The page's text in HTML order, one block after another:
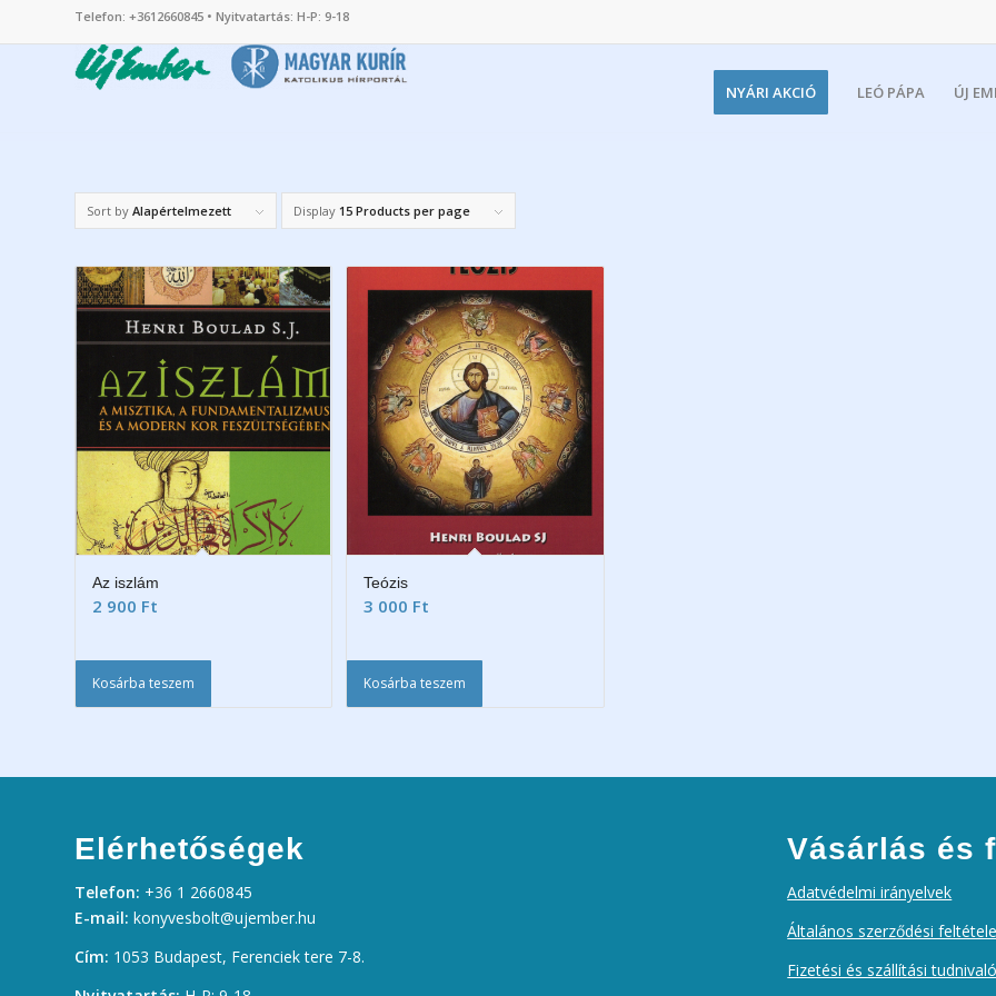
Telefon: +3612660845 • Nyitvatartás: H-P: 9-18
NYÁRI AKCIÓ LEÓ PÁPA ÚJ
Sort by Alapértelmezett Display 15 Products per page
Az iszlám
2 900 Ft
Kosárba teszem
Teózis
3 000 Ft
Kosárba teszem
Elérhetőségek
Telefon: +36 1 2660845
E-mail: konyvesbolt@ujember.hu
Cím: 1053 Budapest, Ferenciek tere 7-8.
Vásárlás és
Adatvédelmi irányelvek
Általános szerződési
Fizetési és szállítási